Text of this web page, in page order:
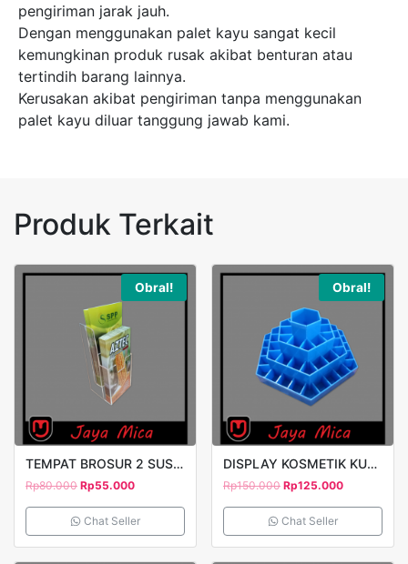
pengiriman jarak jauh.
Dengan menggunakan palet kayu sangat kecil
kemungkinan produk rusak akibat benturan atau
tertindih barang lainnya.
Kerusakan akibat pengiriman tanpa menggunakan
palet kayu diluar tanggung jawab kami.
Produk Terkait
Obral!
TEMPAT BROSUR 2 SUSUN F3 CLEAR
Rp80.000 Rp55.000
Chat Seller
Obral!
DISPLAY KOSMETIK KUTEX 3 SUSUN
Rp150.000 Rp125.000
Chat Seller